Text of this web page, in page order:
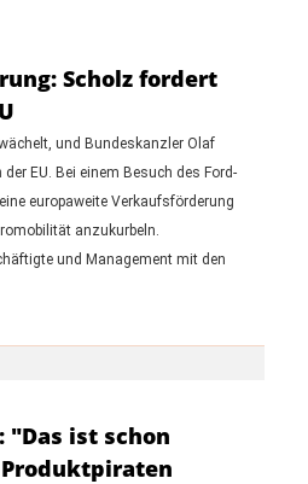
Scholz fordert
und Bundeskanzler Olaf
EU. Bei einem Besuch des Ford-
europaweite Verkaufsförderung
anzukurbeln.
und Management mit den
"Das ist schon